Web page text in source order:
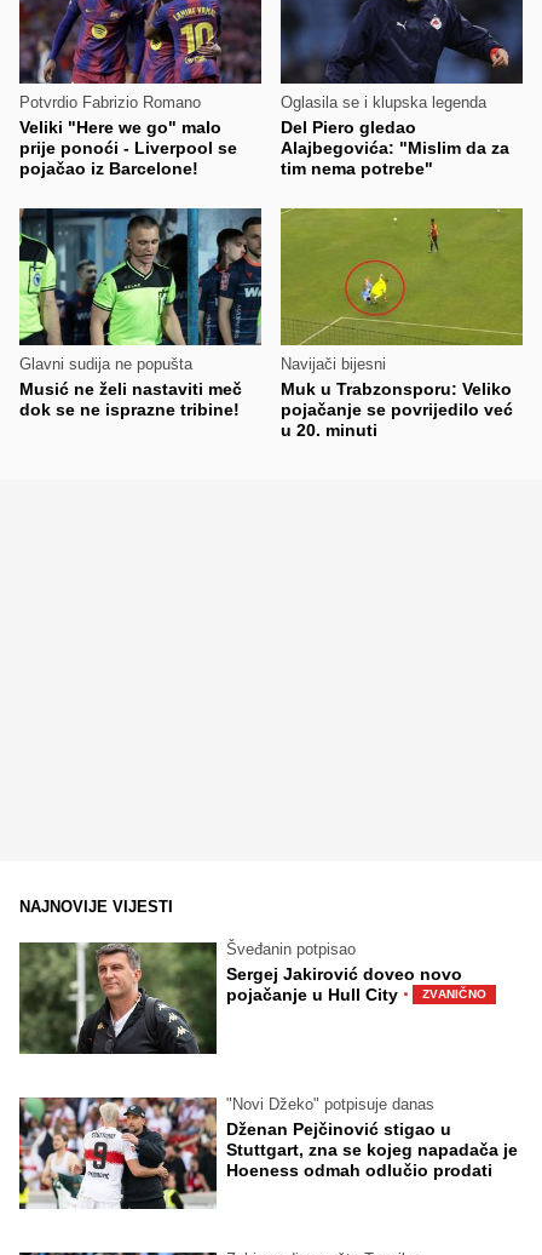
Potvrdio Fabrizio Romano
Veliki "Here we go" malo
prije ponoći - Liverpool se
pojačao iz Barcelone!
Oglasila se i klupska legenda
Del Piero gledao
Alajbegovića: "Mislim da za
tim nema potrebe"
Glavni sudija ne popušta
Musić ne želi nastaviti meč
dok se ne isprazne tribine!
Navijači bijesni
Muk u Trabzonsporu: Veliko
pojačanje se povrijedilo već
u 20. minuti
NAJNOVIJE VIJESTI
Šveđanin potpisao
Sergej Jakirović doveo novo
pojačanje u Hull City · ZVANIČNO
"Novi Džeko" potpisuje danas
Dženan Pejčinović stigao u
Stuttgart, zna se kojeg napadača je
Hoeness odmah odlučio prodati